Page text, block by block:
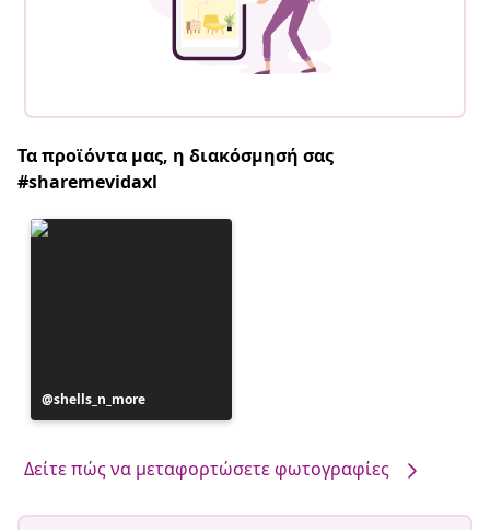
Τα προϊόντα μας, η διακόσμησή σας
#sharemevidaxl
Η
ανάρτηση
shells_n_more
Δείτε πώς να μεταφορτώσετε φωτογραφίες